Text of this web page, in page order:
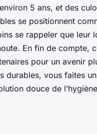
5 ans, et des
se positionnent
se rappeler que leur
En fin de compte,
pour un avenir
durables, vous faites
douce de